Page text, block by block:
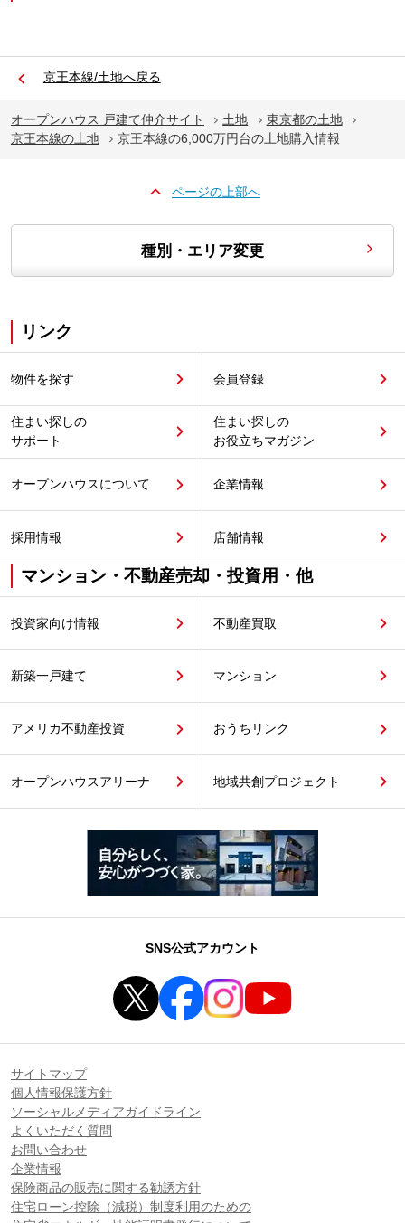
京王本線/土地へ戻る
オープンハウス 戸建て仲介サイト 土地
東京都の土地
京王本線の土地
京王本線の6,000万円台の土地購入情報
ページの上部へ
種別・エリア変更
リンク
物件を探す 会員登録
住まい探しの
サポート
住まい探しの
お役立ちマガジン
オープンハウスについて 企業情報
採用情報 店舗情報
マンション・不動産売却・投資用・他
投資家向け情報 不動産買取
新築一戸建て マンション
アメリカ不動産投資 おうちリンク
オープンハウスアリーナ 地域共創プロジェクト
SNS公式アカウント
サイトマップ
個人情報保護方針
ソーシャルメディアガイドライン
よくいただく質問
お問い合わせ
企業情報
保険商品の販売に関する勧誘方針
住宅ローン控除（減税）制度利用のための